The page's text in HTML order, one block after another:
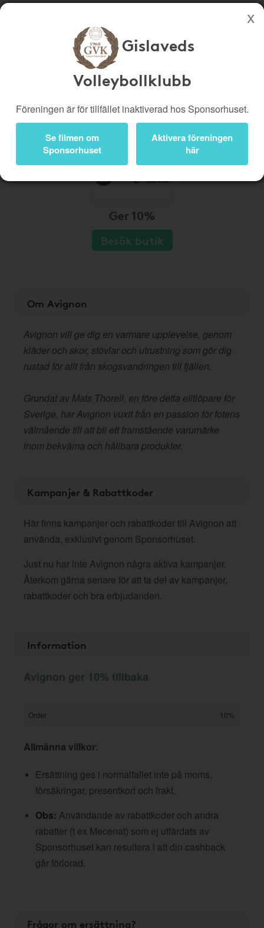
Köp genom denna sida stöttar Gislaveds Volleybollklubb
Bli medlem
Logga in
Gislaveds
Volleybollklubb
Föreningen är för tillfället inaktiverad hos Sponsorhuset.
Se filmen om
Sponsorhuset
Aktivera föreningen
här
Ger 10%
Besök butik
Om Avignon
Avignon vill ge dig en varmare upplevelse, genom
kläder och skor, stövlar och utrustning som gör dig
rustad för allt från skogsvandringen till fjällen.
Grundat av Mats Thorell, en före detta elitlöpare för
Sverige, har Avignon vuxit från en passion för fotens
välmående till att bli ett framstående varumärke
inom bekväma och hållbara produkter.
Kampanjer & Rabattkoder
Här finns kampanjer och rabattkoder till Avignon att
använda, exklusivt genom Sponsorhuset.
Just nu har inte Avignon några aktiva kampanjer.
Återkom gärna senare för att ta del av kampanjer,
rabattkoder och bra erbjudanden.
Information
Avignon ger 10% tillbaka
Order 10%
Allmänna villkor:
Ersättning ges i normalfallet inte på moms,
försäkringar, presentkort och frakt.
Obs: Användande av rabattkoder och andra
rabatter (t ex Mecenat) som ej utfärdats av
Sponsorhuset kan resultera i att din cashback
går förlorad.
Frågor om ersättning?